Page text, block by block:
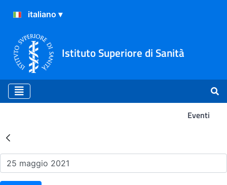
Istituto Superiore di Sanità
Eventi
Risultati della Ricerca -